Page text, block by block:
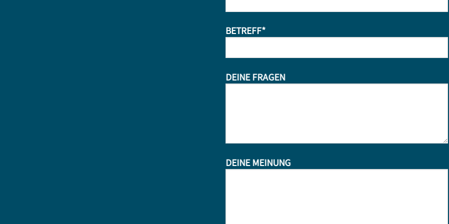
BETREFF*
DEINE FRAGEN
DEINE MEINUNG